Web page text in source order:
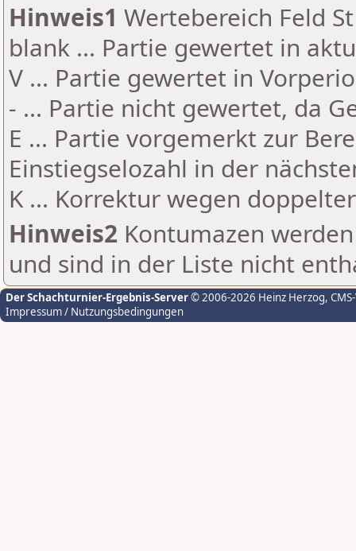
Hinweis1 Wertebereich Feld
blank ... Partie gewertet in
V ... Partie gewertet in
- ... Partie nicht gewertet, da
E ... Partie vorgemerkt zur
Einstiegselozahl in der
K ... Korrektur wegen
Hinweis2 Kontumazen
und sind in der Liste nicht
Der Schachturnier-Ergebnis-Server© 2006-2026 Heinz Herzog,
Impressum / Nutzungsbedingungen